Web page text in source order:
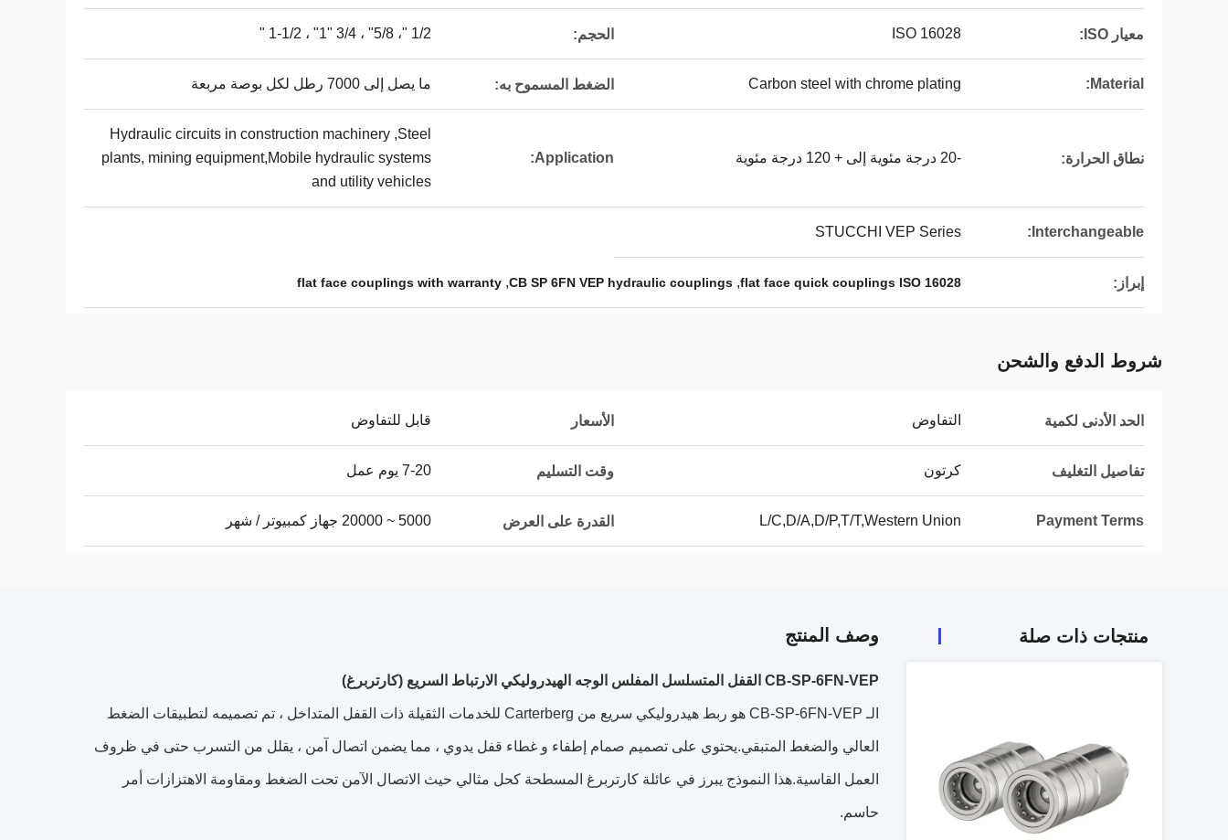
معيار ISO: ISO 16028 الحجم: 1/2 "، 5/8" ، 3/4 "1" ، 1-1/2 "
Material:
Carbon steel with chrome plating الضغط المسموح به: ما يصل إلى 7000 رطل لكل بوصة مربعة
نطاق الحرارة: -20 درجة مئوية إلى + 120 درجة مئوية Application:
Hydraulic circuits in construction machinery ,Steel
plants, mining equipment,Mobile hydraulic systems
and utility vehicles
Interchangeable:
STUCCHI VEP Series
إبراز: flat face quick couplings ISO 16028
,
CB SP 6FN VEP hydraulic couplings
,
flat face couplings with warranty
شروط الدفع والشحن
الحد الأدنى لكمية التفاوض الأسعار قابل للتفاوض
تفاصيل التغليف كرتون وقت التسليم 7-20 يوم عمل
Payment Terms
L/C,D/A,D/P,T/T,Western Union القدرة على العرض 5000 ~ 20000 جهاز كمبيوتر / شهر
منتجات ذات صلة وصف المنتج
CB-SP-6FN-VEP القفل المتسلسل المفلس الوجه الهيدروليكي الارتباط السريع (كارتربرغ)
الـ CB-SP-6FN-VEP هو ربط هيدروليكي سريع من Carterberg للخدمات الثقيلة ذات القفل المتداخل ، تم تصميمه لتطبيقات الضغط
العالي والضغط المتبقي.يحتوي على تصميم صمام إطفاء و غطاء قفل يدوي ، مما يضمن اتصال آمن ، يقلل من التسرب حتى في ظروف
العمل القاسية.هذا النموذج يبرز في عائلة كارتربرغ المسطحة كحل مثالي حيث الاتصال الآمن تحت الضغط ومقاومة الاهتزازات أمر
حاسم.